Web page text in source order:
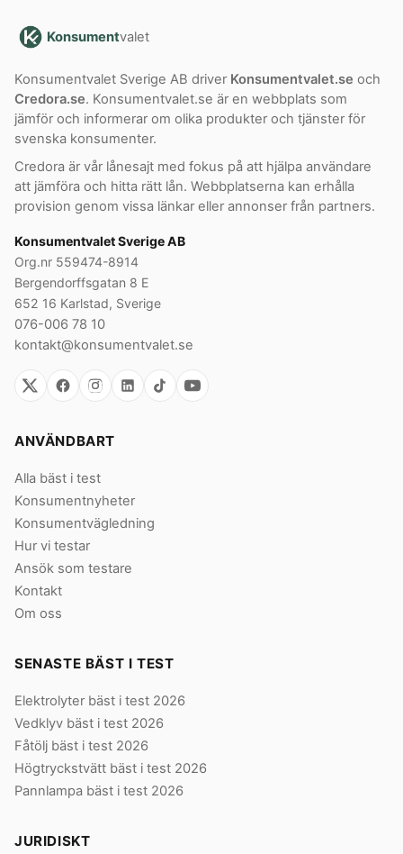
Konsumentvalet
Konsumentvalet Sverige AB driver Konsumentvalet.se och
Credora.se. Konsumentvalet.se är en webbplats som
jämför och informerar om olika produkter och tjänster för
svenska konsumenter.
Credora är vår lånesajt med fokus på att hjälpa användare
att jämföra och hitta rätt lån. Webbplatserna kan erhålla
provision genom vissa länkar eller annonser från partners.
Konsumentvalet Sverige AB
Org.nr 559474-8914
Bergendorffsgatan 8 E
652 16 Karlstad, Sverige
076-006 78 10
kontakt@konsumentvalet.se
ANVÄNDBART
Alla bäst i test
Konsumentnyheter
Konsumentvägledning
Hur vi testar
Ansök som testare
Kontakt
Om oss
SENASTE BÄST I TEST
Elektrolyter bäst i test 2026
Vedklyv bäst i test 2026
Fåtölj bäst i test 2026
Högtryckstvätt bäst i test 2026
Pannlampa bäst i test 2026
JURIDISKT